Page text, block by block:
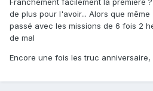
de plus pour l'avoir... Alors que
passé avec les missions de 6 fois 2
de mal
Encore une fois les truc